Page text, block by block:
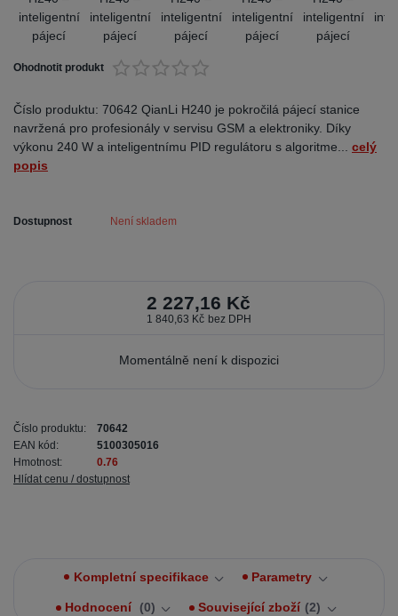
Ohodnotit produkt
Číslo produktu: 70642 QianLi H240 je pokročilá pájecí stanice
navržená pro profesionály v servisu GSM a elektroniky. Díky
výkonu 240 W a inteligentnímu PID regulátoru s algoritme... celý
popis
Dostupnost Není skladem
2 227,16 Kč
1 840,63 Kč bez DPH
Momentálně není k dispozici
Číslo produktu:
70642
EAN kód:
5100305016
Hmotnost:
0.76
Hlídat cenu / dostupnost
Kompletní specifikace Parametry
Hodnocení 0 Související zboží 2